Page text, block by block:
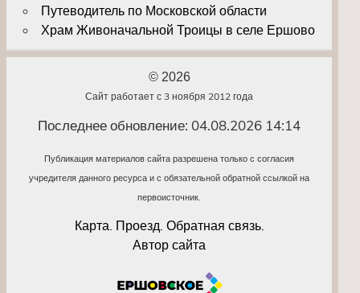
Путеводитель по Московской области
Храм Живоначальной Троицы в селе Ершово
© 2026
Сайт работает с 3 ноября 2012 года
Последнее обновление: 04.08.2026 14:14
Публикация материалов сайта разрешена только с согласия
учредителя данного ресурса и с обязательной обратной ссылкой на
первоисточник.
Карта. Проезд. Обратная связь.
Автор сайта